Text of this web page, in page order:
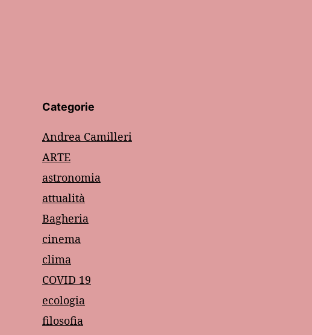
Categorie
Andrea Camilleri
ARTE
astronomia
attualità
Bagheria
cinema
clima
COVID 19
ecologia
filosofia